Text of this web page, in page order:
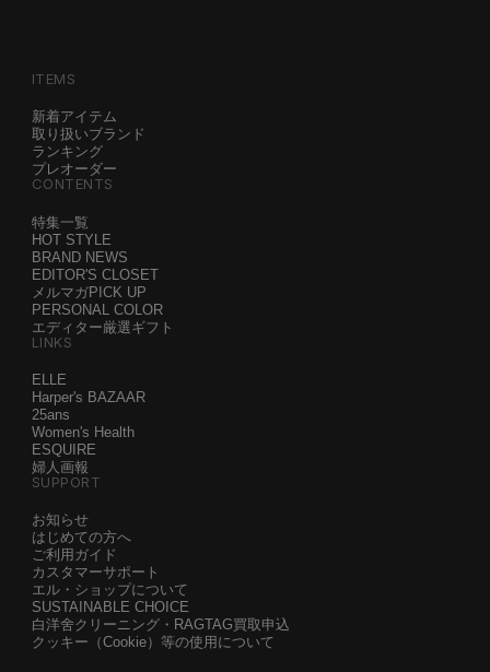
ITEMS
新着アイテム
取り扱いブランド
ランキング
プレオーダー
CONTENTS
特集一覧
HOT STYLE
BRAND NEWS
EDITOR'S CLOSET
メルマガPICK UP
PERSONAL COLOR
エディター厳選ギフト
LINKS
ELLE
Harper's BAZAAR
25ans
Women's Health
ESQUIRE
婦人画報
SUPPORT
お知らせ
はじめての方へ
ご利用ガイド
カスタマーサポート
エル・ショップについて
SUSTAINABLE CHOICE
白洋舍クリーニング・RAGTAG買取申込
クッキー（Cookie）等の使用について